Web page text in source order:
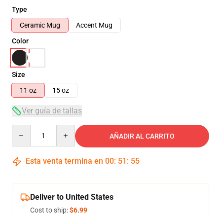
Type
Ceramic Mug
Accent Mug
Color
Size
11 oz
15 oz
Ver guía de tallas
AÑADIR AL CARRITO
Esta venta termina en 00: 51 : 55
Deliver to United States
Cost to ship:$6.99